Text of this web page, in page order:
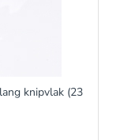
knipvlak (23